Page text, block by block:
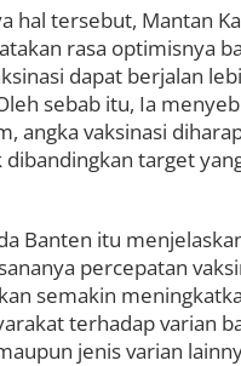
a
e
m
u
a
hal tersebut, Mantan
rasa optimisnya
dapat berjalan
sebab itu, Ia
angka vaksinasi
dibandingkan target
Banten itu
percepatan
semakin
terhadap varian
jenis varian